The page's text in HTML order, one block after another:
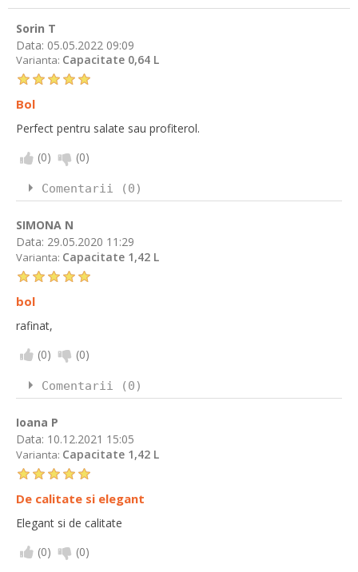
Sorin T
Data: 05.05.2022 09:09
Varianta: Capacitate 0,64 L
Bol
Perfect pentru salate sau profiterol.
(0) (0)
Comentarii (0)
SIMONA N
Data: 29.05.2020 11:29
Varianta: Capacitate 1,42 L
bol
rafinat,
(0) (0)
Comentarii (0)
Ioana P
Data: 10.12.2021 15:05
Varianta: Capacitate 1,42 L
De calitate si elegant
Elegant si de calitate
(0) (0)